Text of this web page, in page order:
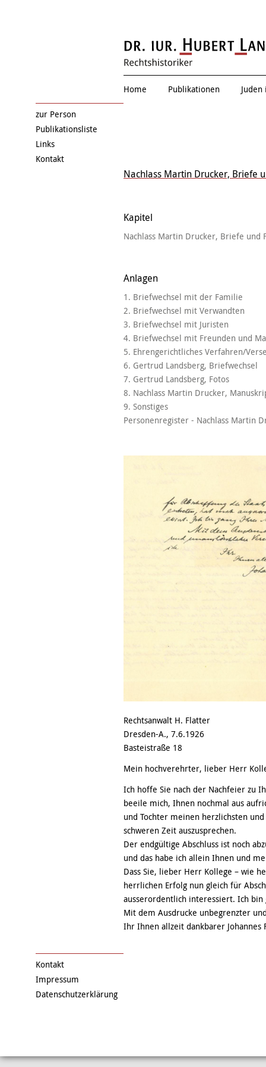
Eduard
Home Publikationen
Nachlass Martin Drucker, Briefe
Kapitel
Nachlass Martin Drucker, Briefe und
Anlagen
1. Briefwechsel mit der Familie
2. Briefwechsel mit Verwandten
3. Briefwechsel mit Juristen
4. Briefwechsel mit Freunden und
5. Ehrengerichtliches Verfahren/
6. Gertrud Landsberg, Briefwechsel
7. Gertrud Landsberg, Fotos
8. Nachlass Martin Drucker,
9. Sonstiges
Personenregister - Nachlass Martin
Rechtsanwalt H. Flatter
Dresden-A., 7.6.1926
Basteistraße 18
Mein hochverehrter, lieber Herr
Ich hoffe Sie nach der Nachfeier zu
beeile mich, Ihnen nochmal aus
und Tochter meinen herzlichsten
schweren Zeit auszusprechen.
Der endgültige Abschluss ist noch
und das habe ich allein Ihnen und
Dass Sie, lieber Herr Kollege – wie
herrlichen Erfolg nun gleich für
ausserordentlich interessiert. Ich bin
Mit dem Ausdrucke unbegrenzter
Ihr Ihnen allzeit dankbarer Johannes
zur Person
Publikationsliste
Links
Kontakt
Kontakt
Impressum
Datenschutzerklärung